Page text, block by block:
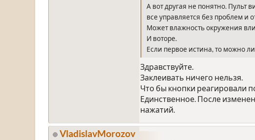
А вот другая не понятно. Пульт
все управляется без проблем и
Может влажность окружения
И воторе.
Если первое истина, то можно
Здравствуйте.
Заклеивать ничего нельзя.
Что бы кнопки реагировали
Единственное. После
нажатий.
VladislavMorozov